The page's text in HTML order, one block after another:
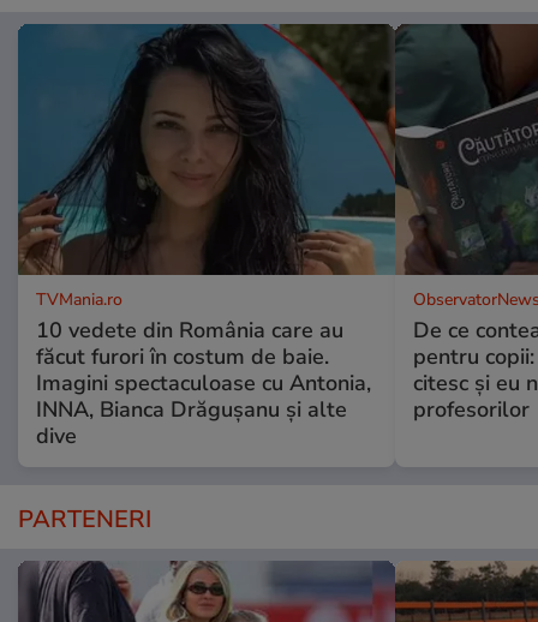
TVMania.ro
10 vedete din România care au
făcut furori în costum de baie.
Imagini spectaculoase cu Antonia,
INNA, Bianca Drăgușanu și alte
dive
De ce
pentru
citesc și eu
profesorilor
PARTENERI